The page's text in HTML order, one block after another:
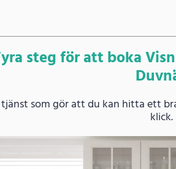
steg för att boka
som gör att du kan hitta ett
klick.